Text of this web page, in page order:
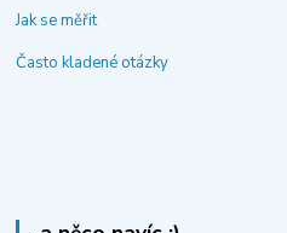
Jak se měřit
Často kladené otázky